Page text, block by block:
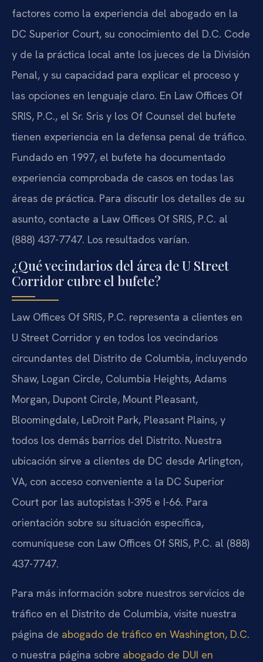
factores como la experiencia del abogado en la
DC Superior Court, su conocimiento del D.C. Code
y de la práctica local ante los jueces de la División
Penal, y su capacidad para explicar el proceso y
las opciones en lenguaje claro. En Law Offices Of
SRIS, P.C., el Sr. Sris y los Of Counsel del bufete
tienen experiencia en la defensa penal de tráfico.
Fundado en 1997, el bufete ha documentado
experiencia comprobada de casos en todas las
áreas de práctica. Para discutir los detalles de su
asunto, contacte a Law Offices Of SRIS, P.C. al
(888) 437-7747. Los resultados varían.
¿Qué vecindarios del área de U Street
Corridor cubre el bufete?
Law Offices Of SRIS, P.C. representa a clientes en
U Street Corridor y en todos los vecindarios
circundantes del Distrito de Columbia, incluyendo
Shaw, Logan Circle, Columbia Heights, Adams
Morgan, Dupont Circle, Mount Pleasant,
Bloomingdale, LeDroit Park, Pleasant Plains, y
todos los demás barrios del Distrito. Nuestra
ubicación sirve a clientes de DC desde Arlington,
VA, con acceso conveniente a la DC Superior
Court por las autopistas I-395 e I-66. Para
orientación sobre su situación específica,
comuníquese con Law Offices Of SRIS, P.C. al (888)
437-7747.
Para más información sobre nuestros servicios de
tráfico en el Distrito de Columbia, visite nuestra
página de abogado de tráfico en Washington, D.C.
o nuestra página sobre abogado de DUI en